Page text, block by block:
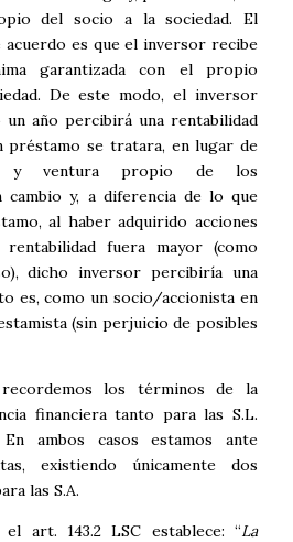
del socio a la sociedad. El
es que el inversor recibe
garantizada con el propio
De este modo, el inversor
año percibirá una rentabilidad
préstamo se tratara, en lugar de
y ventura propio de los
cambio y, a diferencia de lo que
al haber adquirido acciones
fuera mayor (como
dicho inversor percibiría una
es, como un socio/accionista en
(sin perjuicio de posibles
los términos de la
financiera tanto para las S.L.
ambos casos estamos ante
existiendo únicamente dos
las S.A.
art. 143.2 LSC establece: “La